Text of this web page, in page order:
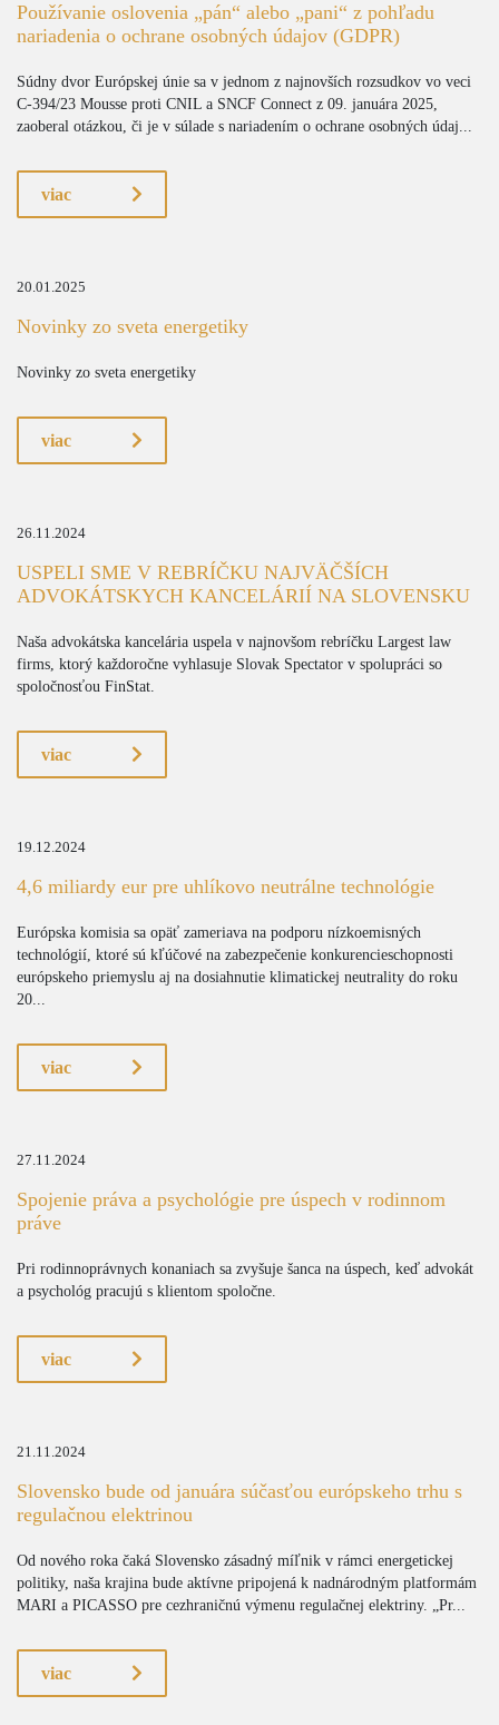
Používanie oslovenia „pán“ alebo „pani“ z pohľadu
nariadenia o ochrane osobných údajov (GDPR)
Súdny dvor Európskej únie sa v jednom z najnovších rozsudkov vo veci
C-394/23 Mousse proti CNIL a SNCF Connect z 09. januára 2025,
zaoberal otázkou, či je v súlade s nariadením o ochrane osobných údaj...
viac
20.01.2025
Novinky zo sveta energetiky
Novinky zo sveta energetiky
viac
26.11.2024
USPELI SME V REBRÍČKU NAJVÄČŠÍCH
ADVOKÁTSKYCH KANCELÁRIÍ NA SLOVENSKU
Naša advokátska kancelária uspela v najnovšom rebríčku Largest law
firms, ktorý každoročne vyhlasuje Slovak Spectator v spolupráci so
spoločnosťou FinStat.
viac
19.12.2024
4,6 miliardy eur pre uhlíkovo neutrálne technológie
Európska komisia sa opäť zameriava na podporu nízkoemisných
technológií, ktoré sú kľúčové na zabezpečenie konkurencieschopnosti
európskeho priemyslu aj na dosiahnutie klimatickej neutrality do roku
20...
viac
27.11.2024
Spojenie práva a psychológie pre úspech v rodinnom
práve
Pri rodinnoprávnych konaniach sa zvyšuje šanca na úspech, keď advokát
a psychológ pracujú s klientom spoločne.
viac
21.11.2024
Slovensko bude od januára súčasťou európskeho trhu s
regulačnou elektrinou
Od nového roka čaká Slovensko zásadný míľnik v rámci energetickej
politiky, naša krajina bude aktívne pripojená k nadnárodným platformám
MARI a PICASSO pre cezhraničnú výmenu regulačnej elektriny. „Pr...
viac